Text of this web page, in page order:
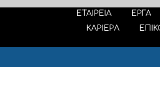
ΕΤΑΙΡΕΙΑ ΕΡΓΑ
ΚΑΡΙΕΡΑ